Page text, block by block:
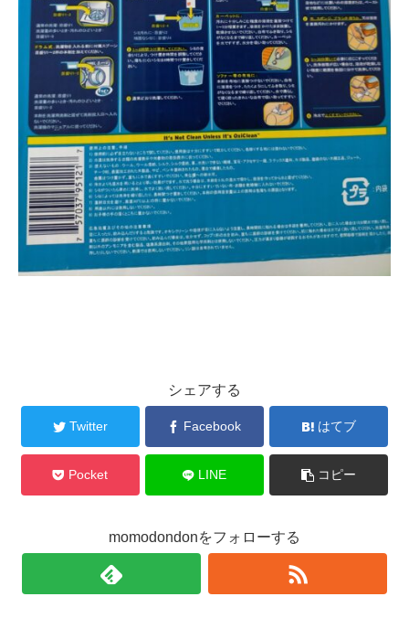
シェアする
Twitter Facebook はてブ
Pocket LINE コピー
momodondonをフォローする